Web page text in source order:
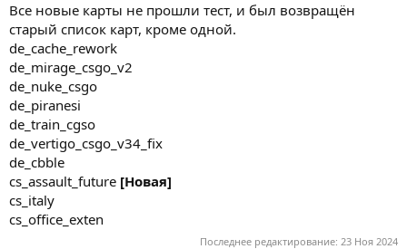
Все новые карты не прошли тест, и был возвращён
старый список карт, кроме одной.
de_cache_rework
de_mirage_csgo_v2
de_nuke_csgo
de_piranesi
de_train_cgso
de_vertigo_csgo_v34_fix
de_cbble
cs_assault_future [Новая]
cs_italy
cs_office_exten
Последнее редактирование: 23 Ноя 2024